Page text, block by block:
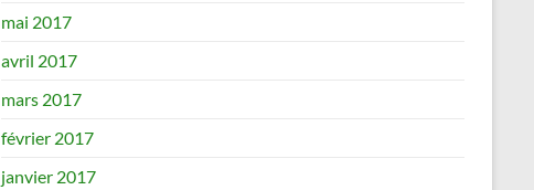
mai 2017
avril 2017
mars 2017
février 2017
janvier 2017